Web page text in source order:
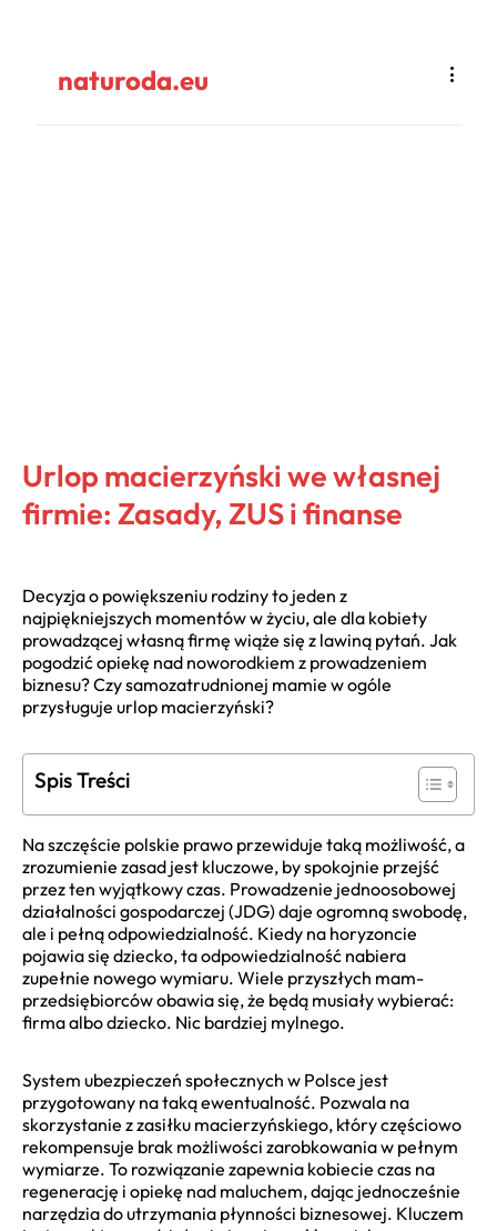
naturoda.eu
Urlop macierzyński we własnej
firmie: Zasady, ZUS i finanse
Decyzja o powiększeniu rodziny to jeden z
najpiękniejszych momentów w życiu, ale dla kobiety
prowadzącej własną firmę wiąże się z lawiną pytań. Jak
pogodzić opiekę nad noworodkiem z prowadzeniem
biznesu? Czy samozatrudnionej mamie w ogóle
przysługuje urlop macierzyński?
Spis Treści
Na szczęście polskie prawo przewiduje taką możliwość, a
zrozumienie zasad jest kluczowe, by spokojnie przejść
przez ten wyjątkowy czas. Prowadzenie jednoosobowej
działalności gospodarczej (JDG) daje ogromną swobodę,
ale i pełną odpowiedzialność. Kiedy na horyzoncie
pojawia się dziecko, ta odpowiedzialność nabiera
zupełnie nowego wymiaru. Wiele przyszłych mam-
przedsiębiorców obawia się, że będą musiały wybierać:
firma albo dziecko. Nic bardziej mylnego.
System ubezpieczeń społecznych w Polsce jest
przygotowany na taką ewentualność. Pozwala na
skorzystanie z zasiłku macierzyńskiego, który częściowo
rekompensuje brak możliwości zarobkowania w pełnym
wymiarze. To rozwiązanie zapewnia kobiecie czas na
regenerację i opiekę nad maluchem, dając jednocześnie
narzędzia do utrzymania płynności biznesowej. Kluczem